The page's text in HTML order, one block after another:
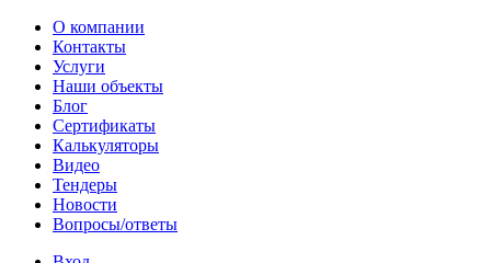
О компании
Контакты
Услуги
Наши объекты
Блог
Сертификаты
Калькуляторы
Видео
Тендеры
Новости
Вопросы/ответы